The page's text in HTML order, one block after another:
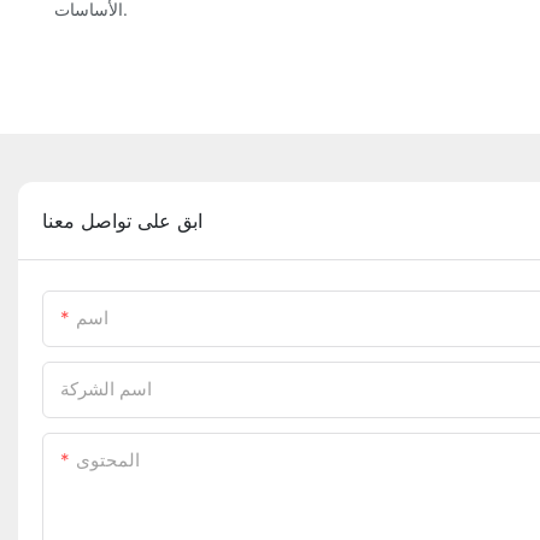
الأساسات.
ابق على تواصل معنا
اسم
اسم الشركة
المحتوى